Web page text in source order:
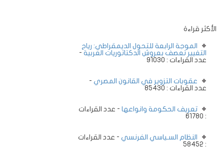
الأكثر قراءة
الموجة الرابعة للتحول الديمقراطي: رياح
التغيير تعصف بعروش الدكتاتوريات العربية -
عدد القراءات : 91030
عقوبات التزوير في القانون المصري -
عدد القراءات : 85430
تعريف الحكومة وانواعها - عدد القراءات
: 61780
النظام السـياسي الفرنسي - عدد القراءات
: 58452